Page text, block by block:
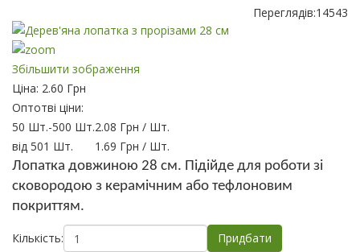
Переглядів:14543
Збільшити зображення
Ціна: 2.60 Грн
Оптотві ціни:
50 Шт.-500 Шт.2.08 Грн / Шт.
від 501 Шт.
1.69 Грн / Шт.
Лопатка довжиною 28 см. Підійде для роботи зі
сковородою з керамічним або тефлоновим
покриттям.
Кількість: